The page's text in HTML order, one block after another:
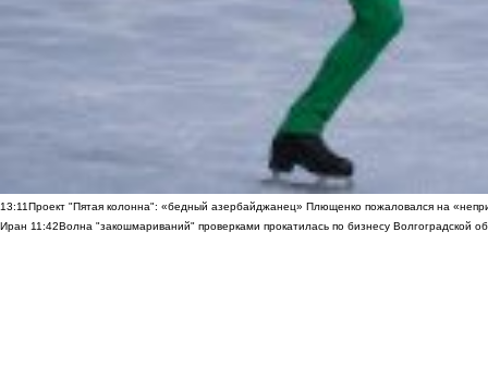
13:11Проект "Пятая колонна": «бедный азербайджанец» Плющенко пожаловался на
Иран 11:42Волна "закошмариваний" проверками прокатилась по бизнесу Волгоградской